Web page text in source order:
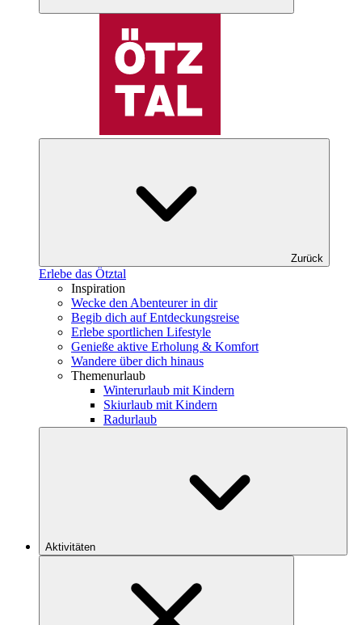
Zurück
Erlebe das Ötztal
Inspiration
Wecke den Abenteurer in dir
Begib dich auf Entdeckungsreise
Erlebe sportlichen Lifestyle
Genieße aktive Erholung & Komfort
Wandere über dich hinaus
Themenurlaub
Winterurlaub mit Kindern
Skiurlaub mit Kindern
Radurlaub
Aktivitäten